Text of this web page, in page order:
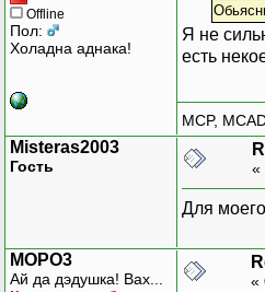
Offline
Пол:
Холадна аднака!
Я не
есть
MCP,
Misteras2003
Гость «
Для
MOPO3
Ай да дэдушка! Вах...
«